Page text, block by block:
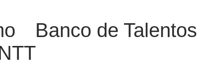
Banco de Talentos